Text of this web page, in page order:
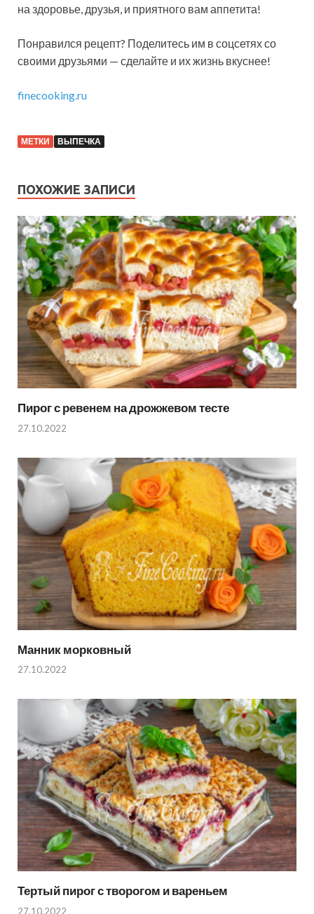
на здоровье, друзья, и приятного вам аппетита!
Понравился рецепт? Поделитесь им в соцсетях со
своими друзьями — сделайте и их жизнь вкуснее!
finecooking.ru
МЕТКИ ВЫПЕЧКА
ПОХОЖИЕ ЗАПИСИ
Пирог с ревенем на дрожжевом тесте
27.10.2022
Манник морковный
27.10.2022
Тертый пирог с творогом и вареньем
27.10.2022